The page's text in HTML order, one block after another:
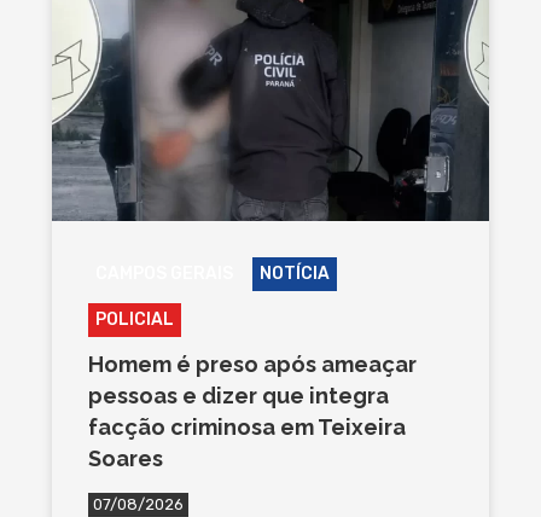
NOTÍCIA
POLICIAL
Homem é preso após ameaçar
pessoas e dizer que integra
facção criminosa em Teixeira
Soares
07/08/2026